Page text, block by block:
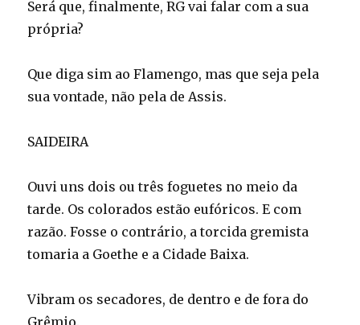
Será que, finalmente, RG vai falar com a sua
própria?
Que diga sim ao Flamengo, mas que seja pela
sua vontade, não pela de Assis.
SAIDEIRA
Ouvi uns dois ou três foguetes no meio da
tarde. Os colorados estão eufóricos. E com
razão. Fosse o contrário, a torcida gremista
tomaria a Goethe e a Cidade Baixa.
Vibram os secadores, de dentro e de fora do
Grêmio.